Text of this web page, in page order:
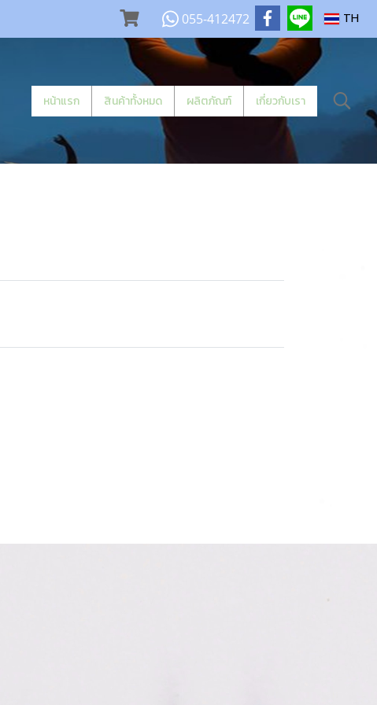
055-412472 TH
หน้าแรก สินค้าทั้งหมด ผลิตภัณฑ์ เกี่ยวกับเรา